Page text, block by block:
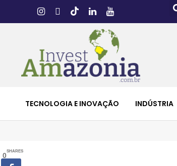
TECNOLOGIA E INOVAÇÃO INDÚSTRIA
0
SHARES